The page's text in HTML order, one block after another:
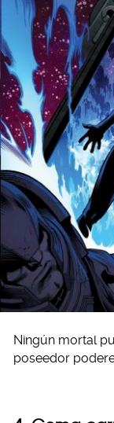
Ningún mortal
poseedor